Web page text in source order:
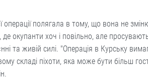
операції полягала в тому, що вона не
де окупанти хоч і повільно, але
та живій силі. "Операція в Курську
складі піхоти, яка може бути більш